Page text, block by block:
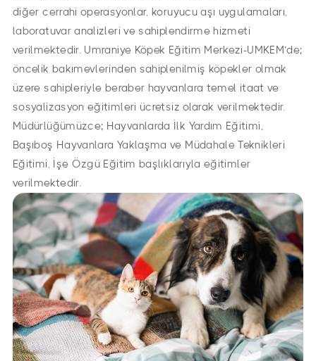
diğer cerrahi operasyonlar, koruyucu aşı uygulamaları,
laboratuvar analizleri ve sahiplendirme hizmeti
verilmektedir. Umraniye Köpek Eğitim Merkezi-UMKEM’de;
öncelik bakımevlerinden sahiplenilmiş köpekler olmak
üzere sahipleriyle beraber hayvanlara temel itaat ve
sosyalizasyon eğitimleri ücretsiz olarak verilmektedir.
Müdürlüğümüzce; Hayvanlarda İlk Yardım Eğitimi,
Başıboş Hayvanlara Yaklaşma ve Müdahale Teknikleri
Eğitimi, İşe Özgü Eğitim başlıklarıyla eğitimler
verilmektedir.